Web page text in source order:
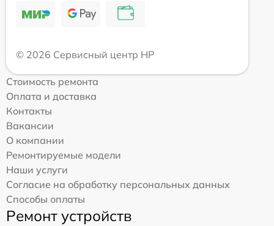
© 2026 Сервисный центр HP
Стоимость ремонта
Оплата и доставка
Контакты
Вакансии
О компании
Ремонтируемые модели
Наши услуги
Согласие на обработку персональных данных
Способы оплаты
Ремонт устройств